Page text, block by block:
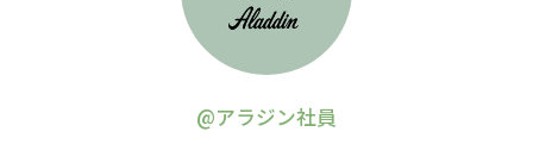
@アラジン社員